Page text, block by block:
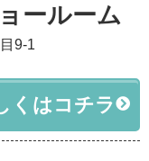
ールーム
9-1
くはコチラ